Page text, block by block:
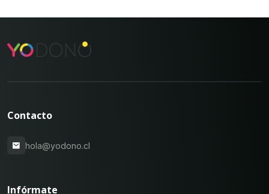
Contacto
hola@yodono.cl
Infórmate